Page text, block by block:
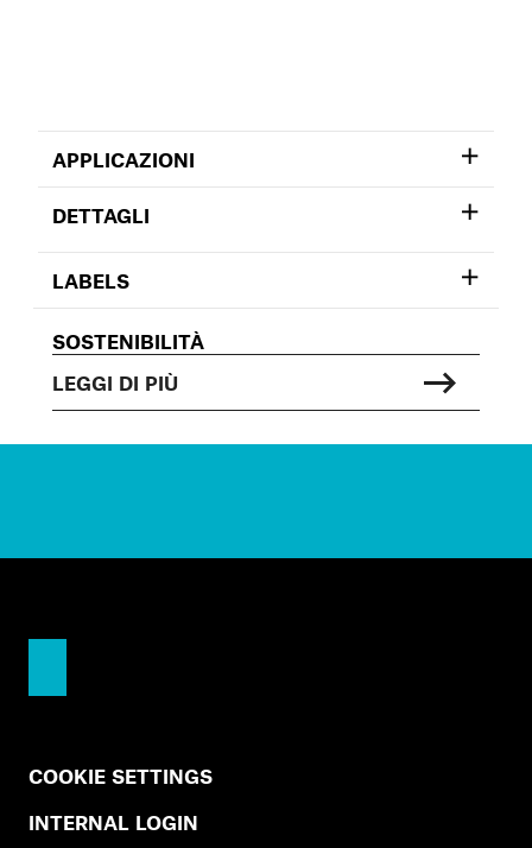
APPLICAZIONI
DETTAGLI
LABELS
SOSTENIBILITÀ
LEGGI DI PIÙ
COOKIE SETTINGS
INTERNAL LOGIN